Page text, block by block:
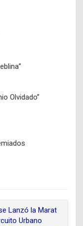
Olvidado”
Lanzó la Marat
Urbano